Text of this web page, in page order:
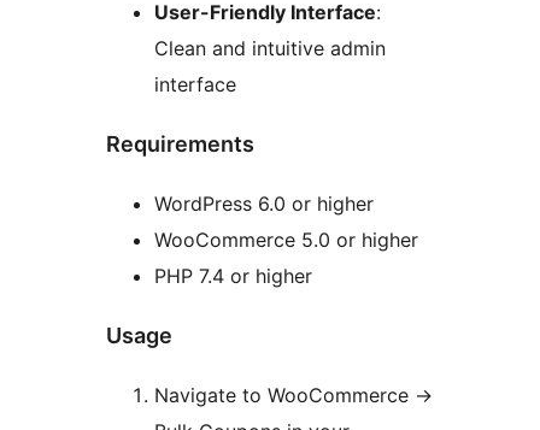
User-Friendly Interface:
Clean and intuitive admin
interface
Requirements
WordPress 6.0 or higher
WooCommerce 5.0 or higher
PHP 7.4 or higher
Usage
Navigate to WooCommerce →